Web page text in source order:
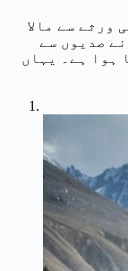
ورثے سے مالا
صدیوں سے
ہوا ہے۔ یہاں